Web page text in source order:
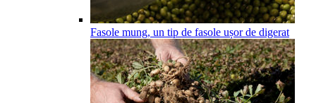
Fasole mung, un tip de fasole ușor de digerat